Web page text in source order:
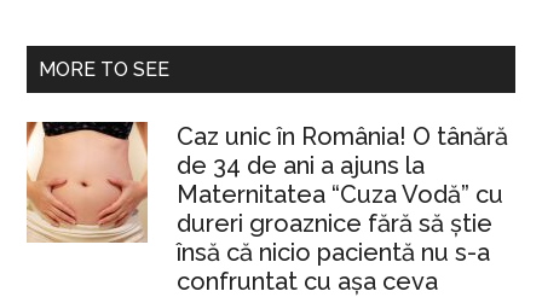
MORE TO SEE
Caz unic în România! O tânără
de 34 de ani a ajuns la
Maternitatea “Cuza Vodă” cu
dureri groaznice fără să ştie
însă că nicio pacientă nu s-a
confruntat cu așa ceva